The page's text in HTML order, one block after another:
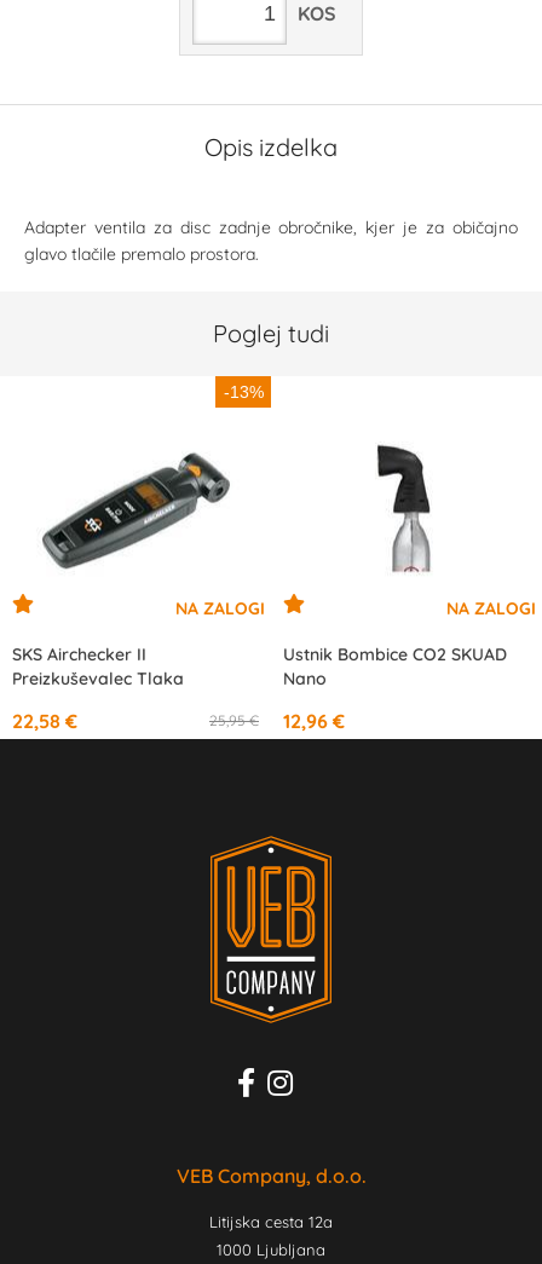
KOS
Opis izdelka
Adapter ventila za disc zadnje obročnike, kjer je za običajno
glavo tlačile premalo prostora.
Poglej tudi
-13%
SKS Airchecker II
Preizkuševalec Tlaka
25,95 €
22,58 €
Ustnik Bombice CO2 SKUAD
Nano
12,96 €
VEB Company, d.o.o.
Litijska cesta 12a
1000 Ljubljana